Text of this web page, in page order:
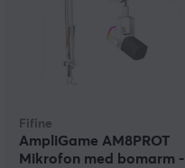
Fifine
AmpliGame AM8PROT
Mikrofon med bomarm -